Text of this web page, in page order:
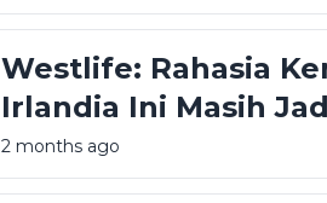
Pegunungan
Westlife: Rahasia
Irlandia Ini Masih
Kita
2 months ago